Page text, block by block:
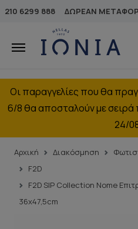
210 6299 888 ΔΩΡΕΑΝ
Οι παραγγελίες που θα
6/8 θα αποσταλούν με
24/
Αρχική Διακόσμηση
F2D
F2D S|P Collection Nome
36x47,5cm